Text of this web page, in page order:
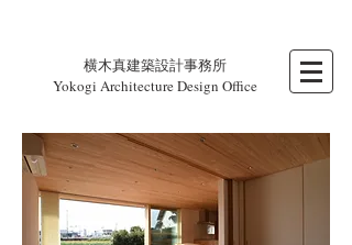
横木真建築設計事務所
Yokogi Architecture Design Office